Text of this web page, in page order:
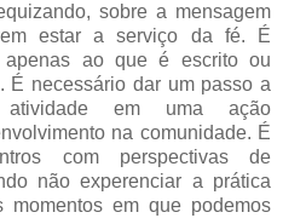
sobre a mensagem
estar a serviço da fé. É
apenas ao que é escrito ou
É necessário dar um passo a
atividade em uma ação
na comunidade. É
com perspectivas de
não experenciar a prática
momentos em que podemos